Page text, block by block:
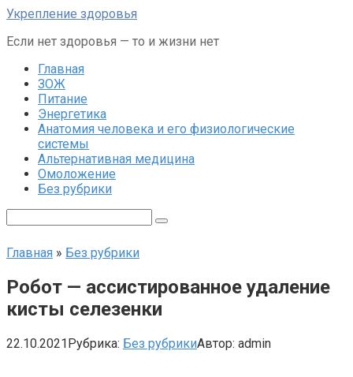
Перейти
контенту
Укрепление здоровья
Если нет здоровья — то и жизни нет
Главная
ЗОЖ
Питание
Энергетика
Анатомия человека и его физиологические
системы
Альтернативная медицина
Омоложение
Без рубрики
Главная » Без рубрики
Робот — ассистированное удаление
кисты селезенки
22.10.2021Рубрика: Без рубрикиАвтор: admin